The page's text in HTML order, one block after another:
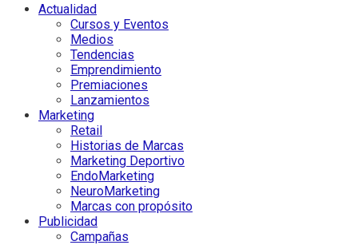
Actualidad
Cursos y Eventos
Medios
Tendencias
Emprendimiento
Premiaciones
Lanzamientos
Marketing
Retail
Historias de Marcas
Marketing Deportivo
EndoMarketing
NeuroMarketing
Marcas con propósito
Publicidad
Campañas